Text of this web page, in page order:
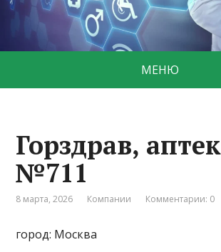
МЕНЮ
Горздрав,
№711
8 марта, 2026 Компании Комментарии: 0
город: Москва